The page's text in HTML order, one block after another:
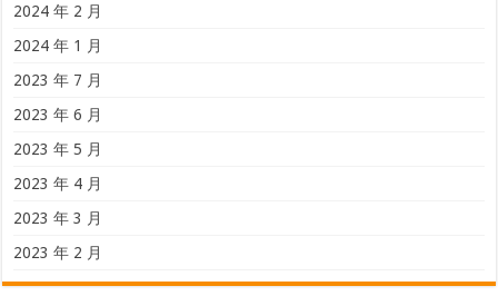
2024 年 2 月
2024 年 1 月
2023 年 7 月
2023 年 6 月
2023 年 5 月
2023 年 4 月
2023 年 3 月
2023 年 2 月